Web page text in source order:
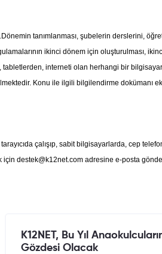
tanımlanması, şubelerin derslerini,
ikinci dönem için oluşturulması,
tabletlerden, interneti olan herhangi bir
Konu ile ilgili bilgilendirme dokümanı
çalışıp, sabit bilgisayarlarda, cep
için destek@k12net.com adresine e-posta
K12NET, Bu Yıl
Gözdesi Olacak